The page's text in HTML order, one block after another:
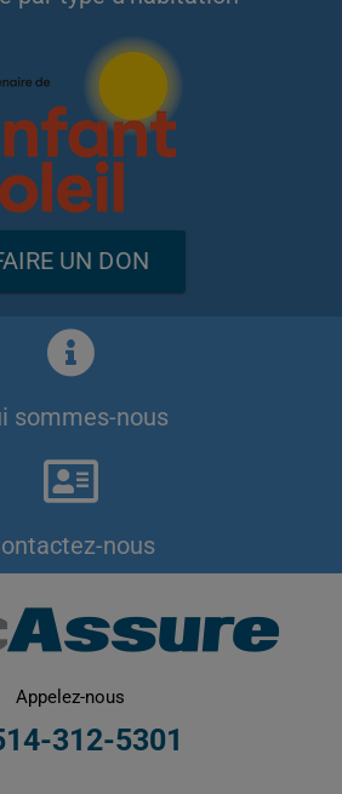
UN DON
sommes-nous
nous
Appelez-nous
312-5301